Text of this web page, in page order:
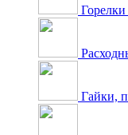
Гайки,